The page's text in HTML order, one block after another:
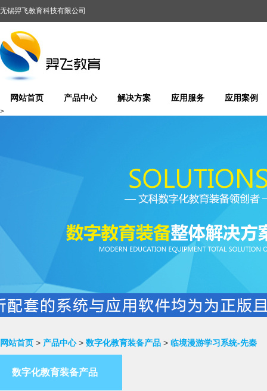
无锡羿飞教育科技有限公司
网站首页 产品中心 解决方案 应用服务 应用案例
>
网站首页 > 产品中心> 数字化教育装备产品 > 临境漫游学习系统-先秦
数字化教育装备产品